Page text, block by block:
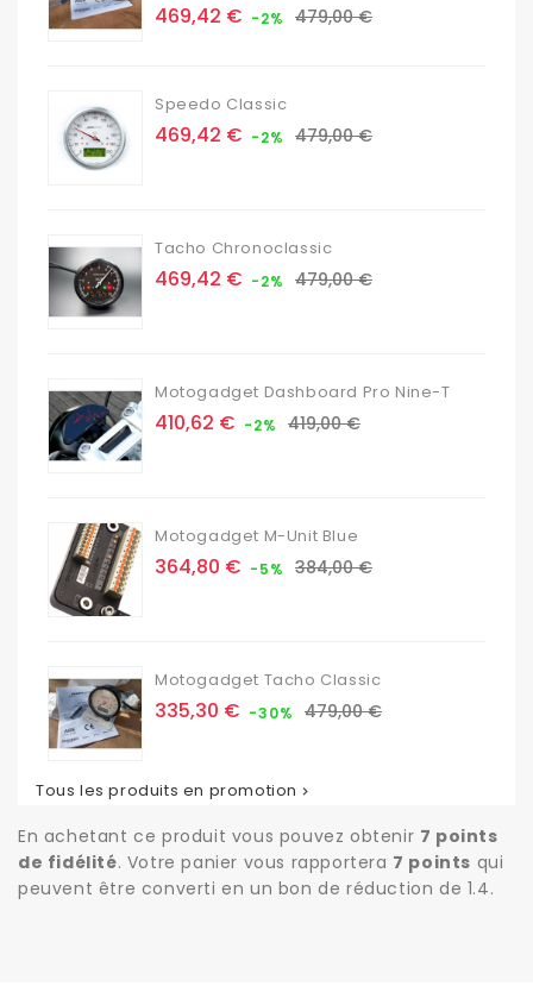
Prix
469,42 € -2% Prix
479,00 €
Speedo Classic
Prix
469,42 € -2% Prix
479,00 €
Tacho Chronoclassic
Prix
469,42 € -2% Prix
479,00 €
Motogadget Dashboard Pro Nine-T
Prix
410,62 € -2% Prix
419,00 €
Motogadget M-Unit Blue
Prix
364,80 € -5% Prix
384,00 €
Motogadget Tacho Classic
Prix
335,30 € -30% Prix
479,00 €
Tous les produits en promotion 
En achetant ce produit vous pouvez obtenir 7 points
de fidélité. Votre panier vous rapportera 7 points qui
peuvent être converti en un bon de réduction de 1.4.